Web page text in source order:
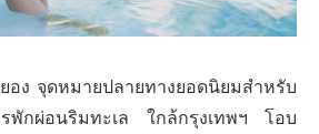
อง จุดหมายปลายทางยอดนิยมสำหรับ
รพักผ่อนริมทะเล ใกล้กรุงเทพฯ โอบ